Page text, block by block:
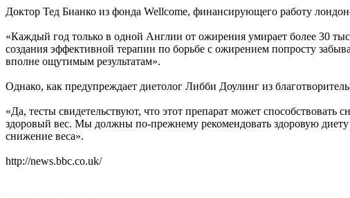
Доктор Тед Бианко из фонда Wellcome, финансирующего работу
«Каждый год только в одной Англии от ожирения умирает более 30
создания эффективной терапии по борьбе с ожирением попросту
вполне ощутимым результатам».
Однако, как предупреждает диетолог Либби Доулинг из
«Да, тесты свидетельствуют, что этот препарат может
здоровый вес. Мы должны по-прежнему рекомендовать здоровую
снижение веса».
http://news.bbc.co.uk/